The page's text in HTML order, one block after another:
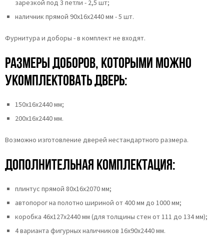
зарезкой под 3 петли - 2,5 шт;
наличник прямой 90x16x2440 мм - 5 шт.
Фурнитура и доборы - в комплект не входят.
Размеры доборов, которыми можно
укомплектовать дверь:
150х16х2440 мм;
200х16х2440 мм.
Возможно изготовление дверей нестандартного размера.
Дополнительная комплектация:
плинтус прямой 80х16х2070 мм;
автопорог на полотно шириной от 400 мм до 1000 мм;
коробка 46x127x2440 мм (для толщины стен от 111 до 134 мм);
4 варианта фигурных наличников 16x90x2440 мм.